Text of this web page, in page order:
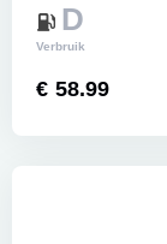
D
Verbruik
€ 58.99